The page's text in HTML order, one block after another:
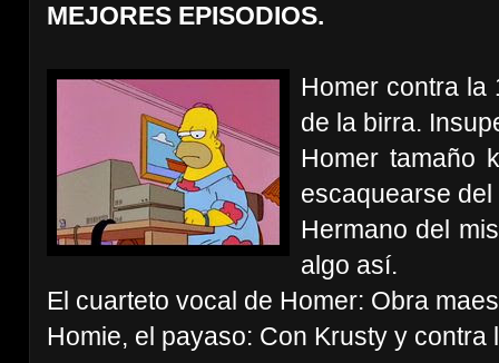
MEJORES EPISODIOS.
Homer contra la
de la birra.
Homer tamaño
escaquearse
Hermano del
algo así.
El cuarteto vocal de Homer: Obra
Homie, el payaso: Con Krusty y contra